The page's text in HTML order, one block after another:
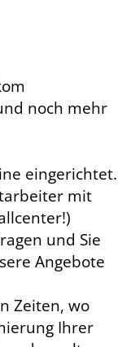
noch mehr
eingerichtet.
mit
und Sie
Angebote
Zeiten, wo
Ihrer